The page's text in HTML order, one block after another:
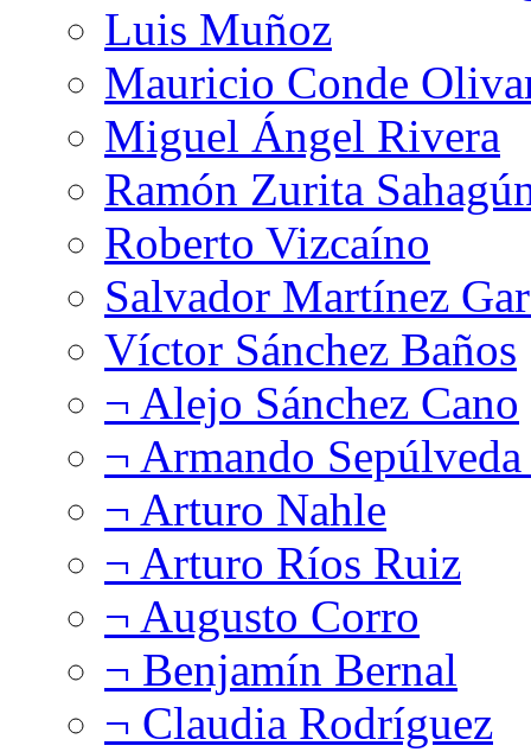
Luis Muñoz
Mauricio Conde
Miguel Ángel Rivera
Ramón Zurita
Roberto Vizcaíno
Salvador Martínez
Víctor Sánchez Baños
¬ Alejo Sánchez Cano
¬ Armando
¬ Arturo Nahle
¬ Arturo Ríos Ruiz
¬ Augusto Corro
¬ Benjamín Bernal
¬ Claudia Rodríguez